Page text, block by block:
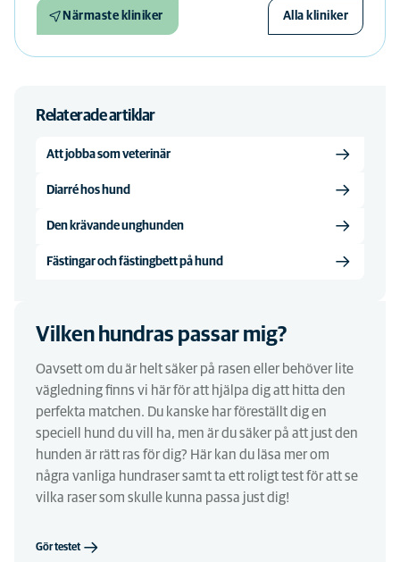
Närmaste kliniker Alla kliniker
Relaterade artiklar
Att jobba som veterinär
Diarré hos hund
Den krävande unghunden
Fästingar och fästingbett på hund
Vilken hundras passar mig?
Oavsett om du är helt säker på rasen eller behöver lite
vägledning finns vi här för att hjälpa dig att hitta den
perfekta matchen. Du kanske har föreställt dig en
speciell hund du vill ha, men är du säker på att just den
hunden är rätt ras för dig? Här kan du läsa mer om
några vanliga hundraser samt ta ett roligt test för att se
vilka raser som skulle kunna passa just dig!
Gör testet